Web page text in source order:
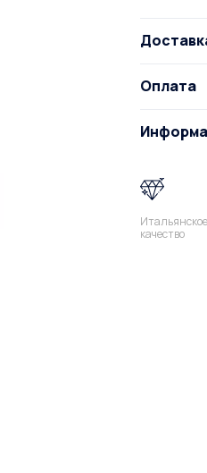
Оплата
Итальянское
качество